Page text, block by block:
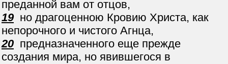
преданной вам от отцов,
19но драгоценною Кровию Христа, как
непорочного и чистого Агнца,
20 предназначенного еще прежде
создания мира, но явившегося в